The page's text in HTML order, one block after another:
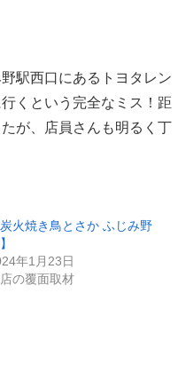
駅西口にあるトヨタレン
くという完全なミス！距
が、店員さんも明るく丁
炭火焼き鳥とさか ふじみ野
年1月23日
の覆面取材